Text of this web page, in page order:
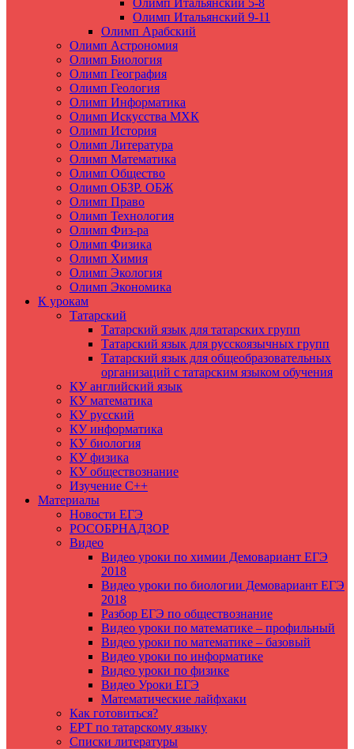
Олимп Итальянский 5-8
Олимп Итальянский 9-11
Олимп Арабский
Олимп Астрономия
Олимп Биология
Олимп География
Олимп Геология
Олимп Информатика
Олимп Искусства МХК
Олимп История
Олимп Литература
Олимп Математика
Олимп Общество
Олимп ОБЗР. ОБЖ
Олимп Право
Олимп Технология
Олимп Физ-ра
Олимп Физика
Олимп Химия
Олимп Экология
Олимп Экономика
К урокам
Татарский
Татарский язык для татарских групп
Татарский язык для русскоязычных групп
Татарский язык для общеобразовательных
организаций с татарским языком обучения
КУ английский язык
КУ математика
КУ русский
КУ информатика
КУ биология
КУ физика
КУ обществознание
Изучение C++
Материалы
Новости ЕГЭ
РОСОБРНАДЗОР
Видео
Видео уроки по химии Демовариант ЕГЭ
2018
Видео уроки по биологии Демовариант ЕГЭ
2018
Разбор ЕГЭ по обществознание
Видео уроки по математике – профильный
Видео уроки по математике – базовый
Видео уроки по информатике
Видео уроки по физике
Видео Уроки ЕГЭ
Математические лайфхаки
Как готовиться?
ЕРТ по татарскому языку
Списки литературы